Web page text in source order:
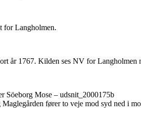
for Langholmen.
år 1767. Kilden ses NV for Langholmen
Söeborg Mose – udsnit_2000175b
fører to veje mod syd ned i